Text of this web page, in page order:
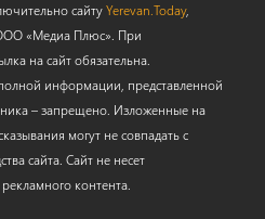
сайтуYerevan.Today,
ООО «Медиа Плюс». При
на сайт обязательна.
информации, представленной
– запрещено. Изложенные на
могут не совпадать с
сайта. Сайт не несет
контента.